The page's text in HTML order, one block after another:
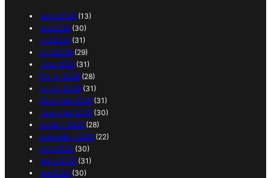
juillet 2026 (13)
juin 2026 (30)
mai 2026 (31)
avril 2026 (29)
mars 2026 (31)
février 2026 (28)
janvier 2026 (31)
décembre 2025 (31)
novembre 2025 (30)
octobre 2025 (28)
septembre 2025 (22)
août 2025 (30)
juillet 2025 (31)
juin 2025 (30)